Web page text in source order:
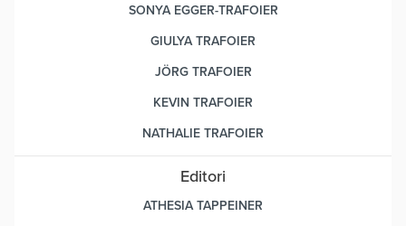
SONYA EGGER-TRAFOIER
GIULYA TRAFOIER
JÖRG TRAFOIER
KEVIN TRAFOIER
NATHALIE TRAFOIER
Editori
ATHESIA TAPPEINER